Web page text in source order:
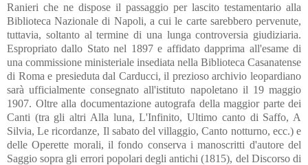
Ranieri che ne dispose il passaggio per lascito testamentario alla
Biblioteca Nazionale di Napoli, a cui le carte sarebbero pervenute,
tuttavia, soltanto al termine di una lunga controversia giudiziaria.
Espropriato dallo Stato nel 1897 e affidato dapprima all'esame di
una commissione ministeriale insediata nella Biblioteca Casanatense
di Roma e presieduta dal Carducci, il prezioso archivio leopardiano
sarà ufficialmente consegnato all'istituto napoletano il 19 maggio
1907. Oltre alla documentazione autografa della maggior parte dei
Canti (tra gli altri Alla luna, L'Infinito, Ultimo canto di Saffo, A
Silvia, Le ricordanze, Il sabato del villaggio, Canto notturno, ecc.) e
delle Operette morali, il fondo conserva i manoscritti d'autore del
Saggio sopra gli errori popolari degli antichi (1815), del Discorso di